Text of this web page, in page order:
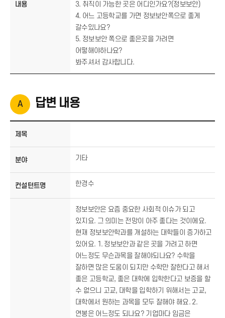
내용
3. 취직이 가능한 곳은 어디인가요?(정보보안)
4. 어느 고등학교를 가면 정보보안쪽으로 좋게
갈수있나요?
5. 정보보안 쪽으로 좋은곳을 가려면
어떻해야하나요?
봐주셔서 감사합니다.
답변 내용
제목
분야 기타
컨설턴트명 한경수
정보보안은 요즘 중요한 사회적 이슈가 되고
있지요. 그 의미는 전망이 아주 좋다는 것이에요.
현재 정보보안학과를 개설하는 대학들이 증가하고
있어요. 1. 정보보안과 같은 곳을 가려고 하면
어느정도 무슨과목을 잘해야되나요? 수학을
잘하면 많은 도움이 되지만 수학만 잘한다고 해서
좋은 고등학교, 좋은 대학에 입학한다고 보증을 할
수 없으니 고교, 대학을 입학하기 위해서는 고교,
대학에서 원하는 과목을 모두 잘해야 해요. 2.
연봉은 어느정도 되나요? 기업마다 임금은